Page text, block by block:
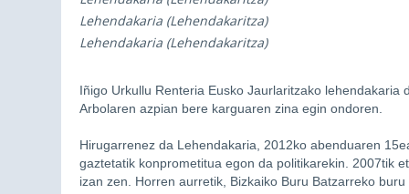
Lehendakaria (Lehendakaritza)
Lehendakaria (Lehendakaritza)
Iñigo Urkullu Renteria Eusko Jaurlaritzako
Arbolaren azpian bere karguaren zina egin ondoren.
Hirugarrenez da Lehendakaria, 2012ko abenduaren
gaztetatik konprometitua egon da politikarekin. 2007tik
izan zen. Horren aurretik, Bizkaiko Buru Batzarreko